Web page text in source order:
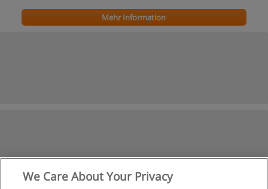
Mehr Information
We Care About Your Privacy